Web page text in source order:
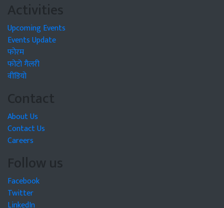
Activities
Upcoming Events
Events Update
फोरम
फोटो गैलरी
वीडियो
Contact
About Us
Contact Us
Careers
Follow us
Facebook
Twitter